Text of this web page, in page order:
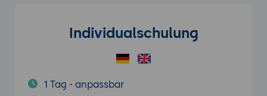
Individualschulung
1 Tag - anpassbar